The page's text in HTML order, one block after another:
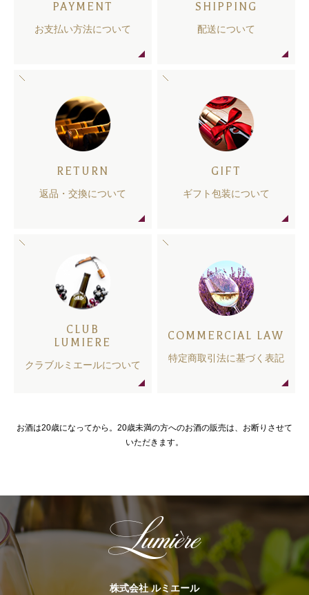
PAYMENT
お支払い方法について
SHIPPING
配送について
RETURN
返品・交換について
GIFT
ギフト包装について
CLUB
LUMIERE
クラブルミエールについて
COMMERCIAL LAW
特定商取引法に基づく表記
お酒は20歳になってから。20歳未満の方へのお酒の販売は、お断りさせて
いただきます。
株式会社 ルミエール